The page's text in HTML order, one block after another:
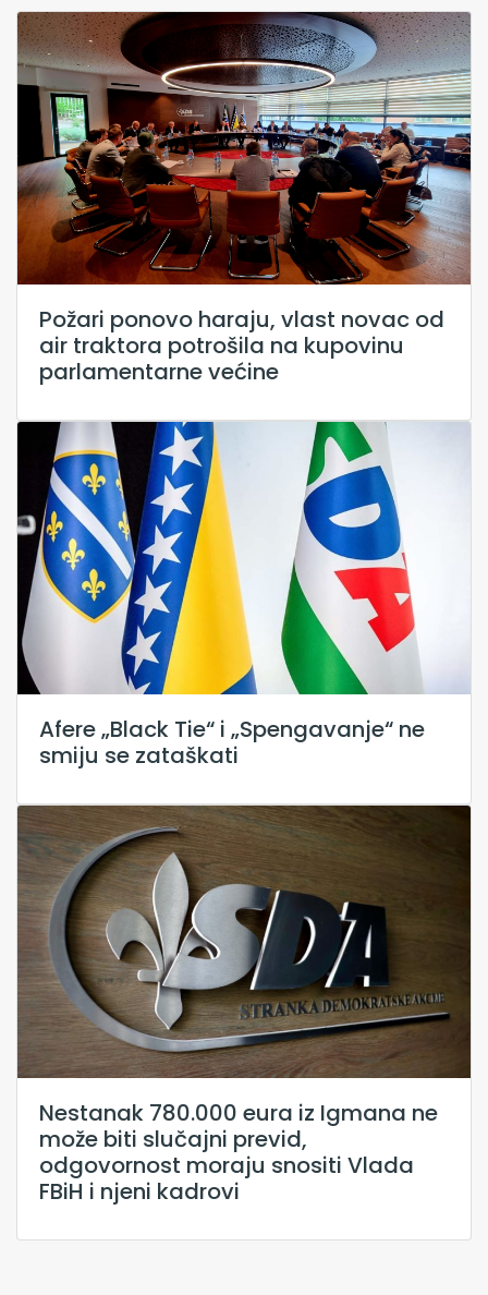
Požari ponovo haraju, vlast novac od
air traktora potrošila na kupovinu
parlamentarne većine
Afere „Black Tie“ i „Spengavanje“ ne
smiju se zataškati
Nestanak 780.000 eura iz Igmana ne
može biti slučajni previd,
odgovornost moraju snositi Vlada
FBiH i njeni kadrovi